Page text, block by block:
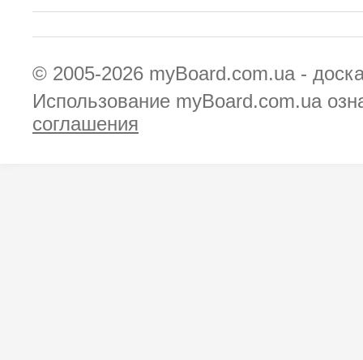
© 2005-2026 myBoard.com.ua -
Использование myBoard.com.ua
соглашения